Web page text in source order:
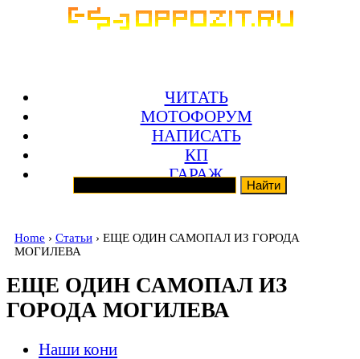
ЧИТАТЬ
МОТОФОРУМ
НАПИСАТЬ
КП
ГАРАЖ
Home › Статьи › ЕЩЕ ОДИН САМОПАЛ ИЗ ГОРОДА
МОГИЛЕВА
ЕЩЕ ОДИН САМОПАЛ ИЗ
ГОРОДА МОГИЛЕВА
Наши кони